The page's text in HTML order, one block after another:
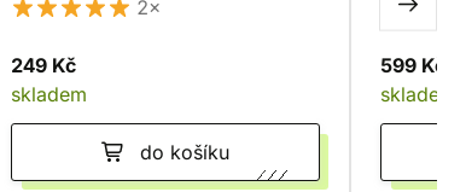
2×
249 Kč
skladem
do košíku
599 Kč
skladem